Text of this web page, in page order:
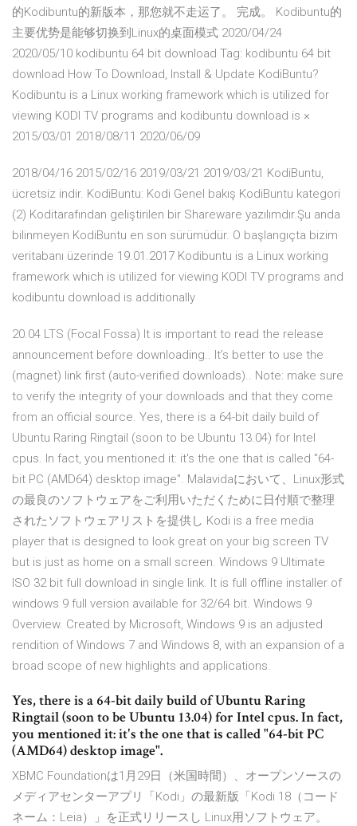
的Kodibuntu的新版本，那您就不走运了。 完成。 Kodibuntu的
主要优势是能够切换到Linux的桌面模式 2020/04/24
2020/05/10 kodibuntu 64 bit download Tag: kodibuntu 64 bit
download How To Download, Install & Update KodiBuntu?
Kodibuntu is a Linux working framework which is utilized for
viewing KODI TV programs and kodibuntu download is ×
2015/03/01 2018/08/11 2020/06/09
2018/04/16 2015/02/16 2019/03/21 2019/03/21 KodiBuntu,
ücretsiz indir. KodiBuntu: Kodi Genel bakış KodiBuntu kategori
(2) Koditarafından geliştirilen bir Shareware yazılımdır.Şu anda
bilinmeyen KodiBuntu en son sürümüdür. O başlangıçta bizim
veritabanı üzerinde 19.01.2017 Kodibuntu is a Linux working
framework which is utilized for viewing KODI TV programs and
kodibuntu download is additionally
20.04 LTS (Focal Fossa) It is important to read the release
announcement before downloading.. It’s better to use the
(magnet) link first (auto-verified downloads).. Note: make sure
to verify the integrity of your downloads and that they come
from an official source. Yes, there is a 64-bit daily build of
Ubuntu Raring Ringtail (soon to be Ubuntu 13.04) for Intel
cpus. In fact, you mentioned it: it's the one that is called "64-
bit PC (AMD64) desktop image". Malavidaにおいて、Linux形式
の最良のソフトウェアをご利用いただくために日付順で整理
されたソフトウェアリストを提供し Kodi is a free media
player that is designed to look great on your big screen TV
but is just as home on a small screen. Windows 9 Ultimate
ISO 32 bit full download in single link. It is full offline installer of
windows 9 full version available for 32/64 bit. Windows 9
Overview. Created by Microsoft, Windows 9 is an adjusted
rendition of Windows 7 and Windows 8, with an expansion of a
broad scope of new highlights and applications.
Yes, there is a 64-bit daily build of Ubuntu Raring
Ringtail (soon to be Ubuntu 13.04) for Intel cpus. In fact,
you mentioned it: it's the one that is called "64-bit PC
(AMD64) desktop image".
XBMC Foundationは1月29日（米国時間）、オープンソースの
メディアセンターアプリ「Kodi」の最新版「Kodi 18（コード
ネーム：Leia）」を正式リリースし Linux用ソフトウェア。